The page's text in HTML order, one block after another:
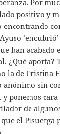
Por
positivo y
encontrando
han acabado
¿Qué aporta?
la de Cristina
anónimo sin
y ponemos
de
el Pisuerga